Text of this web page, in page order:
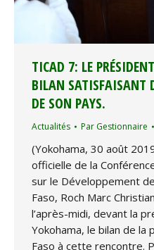
TICAD 7: LE
BILAN SATISFAISANT
DE SON PAYS.
Actualités Par Gestionnaire
(Yokohama, 30 août
officielle de la
sur le Développement
Faso, Roch Marc
l’après-midi, devant la
Yokohama, le bilan de la
Faso à cette rencontre.